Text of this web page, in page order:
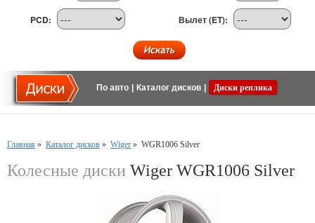
PCD: Вылет (ET):
По авто Каталог дисков Диски реплика
Главная » Каталог дисков » Wiger » WGR1006 Silver
Колесные диски Wiger WGR1006 Silver